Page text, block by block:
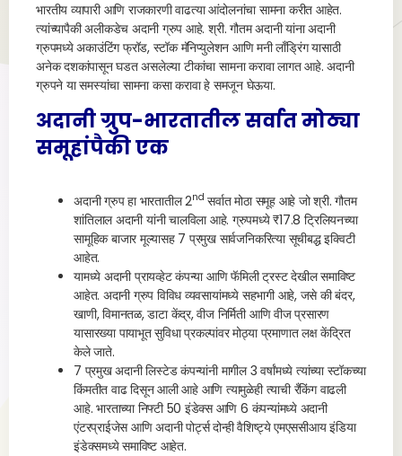
भारतीय व्यापारी आणि राजकारणी वाढत्या आंदोलनांचा सामना करीत आहेत.
त्यांच्यापैकी अलीकडेच अदानी ग्रुप आहे. श्री. गौतम अदानी यांना अदानी
ग्रुपमध्ये अकाउंटिंग फ्रॉड, स्टॉक मॅनिप्युलेशन आणि मनी लाँड्रिंग यासाठी
अनेक दशकांपासून घडत असलेल्या टीकांचा सामना करावा लागत आहे. अदानी
ग्रुपने या समस्यांचा सामना कसा करावा हे समजून घेऊया.
अदानी ग्रुप-भारतातील सर्वात मोठ्या
समूहांपैकी एक
अदानी ग्रुप हा भारतातील 2nd सर्वात मोठा समूह आहे जो श्री. गौतम
शांतिलाल अदानी यांनी चालविला आहे. ग्रुपमध्ये ₹17.8 ट्रिलियनच्या
सामूहिक बाजार मूल्यासह 7 प्रमुख सार्वजनिकरित्या सूचीबद्ध इक्विटी
आहेत.
यामध्ये अदानी प्रायव्हेट कंपन्या आणि फॅमिली ट्रस्ट देखील समाविष्ट
आहेत. अदानी ग्रुप विविध व्यवसायांमध्ये सहभागी आहे, जसे की बंदर,
खाणी, विमानतळ, डाटा केंद्र, वीज निर्मिती आणि वीज प्रसारण
यासारख्या पायाभूत सुविधा प्रकल्पांवर मोठ्या प्रमाणात लक्ष केंद्रित
केले जाते.
7 प्रमुख अदानी लिस्टेड कंपन्यांनी मागील 3 वर्षांमध्ये त्यांच्या स्टॉकच्या
किंमतीत वाढ दिसून आली आहे आणि त्यामुळेही त्याची रँकिंग वाढली
आहे. भारताच्या निफ्टी 50 इंडेक्स आणि 6 कंपन्यांमध्ये अदानी
एंटरप्राईजेस आणि अदानी पोर्ट्स दोन्ही वैशिष्ट्ये एमएससीआय इंडिया
इंडेक्समध्ये समाविष्ट आहेत.